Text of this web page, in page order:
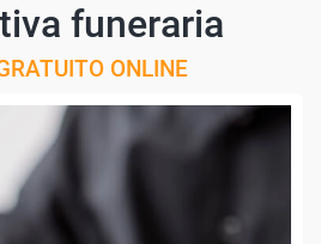
funeraria
ONLINE